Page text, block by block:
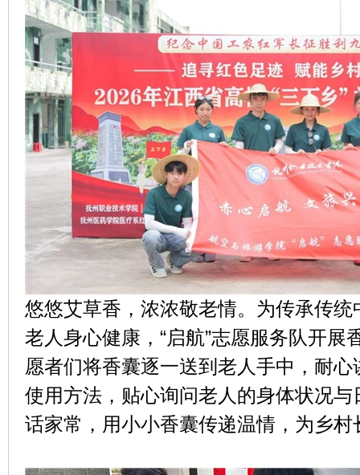
悠悠艾草香，浓浓敬老情。为传承传
老人身心健康，“启航”志愿服务队开展
愿者们将香囊逐一送到老人手中，耐
使用方法，贴心询问老人的身体状况
话家常，用小小香囊传递温情，为乡